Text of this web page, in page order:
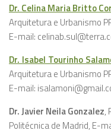
Dr. Celina Maria Britto
Arquitetura e Urbanismo
E-mail:
Dr. Isabel Tourinho
Arquitetura e Urbanismo
E-mail:
Dr. Javier Neila Gonzalez,
Politécnica de Madrid, E-